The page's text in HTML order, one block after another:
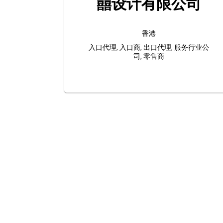
囍设计有限公司
香港
入口代理, 入口商, 出口代理, 服务行业公
司, 零售商